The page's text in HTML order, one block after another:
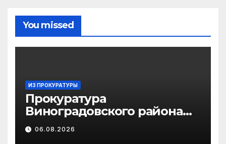
You missed
ИЗ ПРОКУРАТУРЫ
Прокуратура
Виноградовского района
информирует об
изменениях
06.08.2026